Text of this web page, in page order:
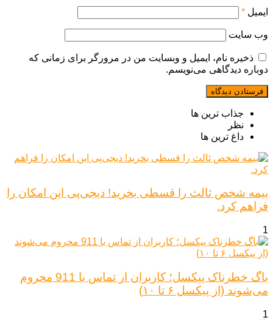
ایمیل *
وب‌ سایت
ذخیره نام، ایمیل و وبسایت من در مرورگر برای زمانی که
دوباره دیدگاهی می‌نویسم.
جذاب ترین ها
نظر
داغ ترین ها
بیمه شخص ثالث را قسطی بخرید! دیجی‌پی این امکان را
فراهم کرد.
1
باگ خطرناک پیکسل؛ کاربران از تماس با 911 محروم
می‌شوند (از پیکسل ۶ تا ۱۰)
1